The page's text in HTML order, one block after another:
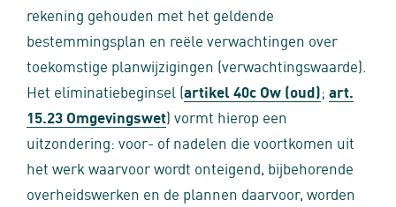
rekening gehouden met het geldende
bestemmingsplan en reële verwachtingen over
toekomstige planwijzigingen (verwachtingswaarde).
Het eliminatiebeginsel (artikel 40c Ow (oud); art.
15.23 Omgevingswet) vormt hierop een
uitzondering: voor- of nadelen die voortkomen uit
het werk waarvoor wordt onteigend, bijbehorende
overheidswerken en de plannen daarvoor, worden